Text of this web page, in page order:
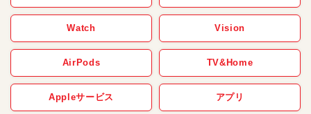
Watch Vision
AirPods TV&Home
Appleサービス アプリ